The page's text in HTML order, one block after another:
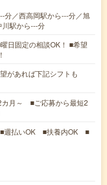
分／西高岡駅から---分／旭
駅から---分
日固定の相談OK！ ■希望
があれば下記シフトも
カ月～ ■ご応募から最短2
週払いOK ■扶養内OK ■